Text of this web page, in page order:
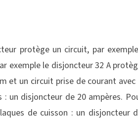
protège un circuit, par
exemple le disjoncteur 32 A
et un circuit prise de courant
un disjoncteur de 20 ampères.
de cuisson : un disjoncteur